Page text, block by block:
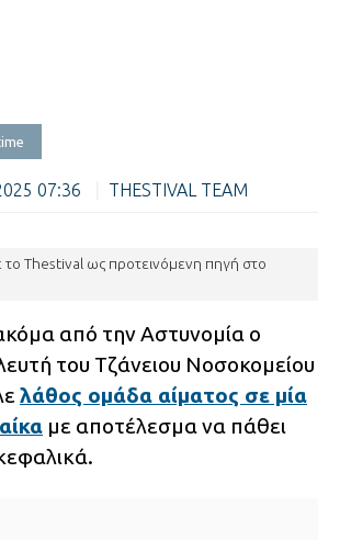
07:36 THESTIVAL TEAM
Thestival ως προτεινόμενη πηγή στο
από την Αστυνομία ο
του Τζάνειου Νοσοκομείου
λάθος ομάδα αίματος σε μία
με αποτέλεσμα να πάθει